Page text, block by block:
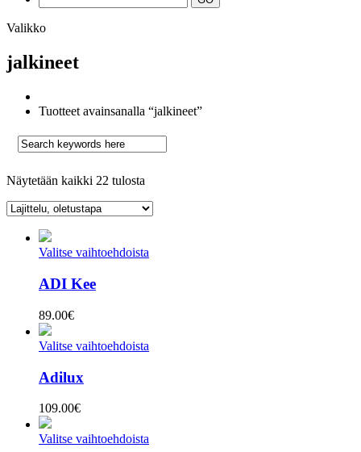
Valikko
jalkineet
Tuotteet avainsanalla “jalkineet”
Näytetään kaikki 22 tulosta
Valitse vaihtoehdoista
ADI Kee
89.00€
Valitse vaihtoehdoista
Adilux
109.00€
Valitse vaihtoehdoista